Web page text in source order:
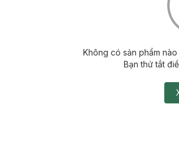
Không có sản phẩm
Bạn thử tắt